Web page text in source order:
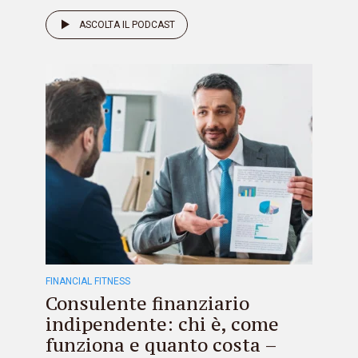
ASCOLTA IL PODCAST
FINANCIAL FITNESS
Consulente finanziario
indipendente: chi è, come
funziona e quanto costa –